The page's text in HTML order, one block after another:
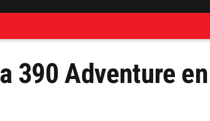
390 Adventure en